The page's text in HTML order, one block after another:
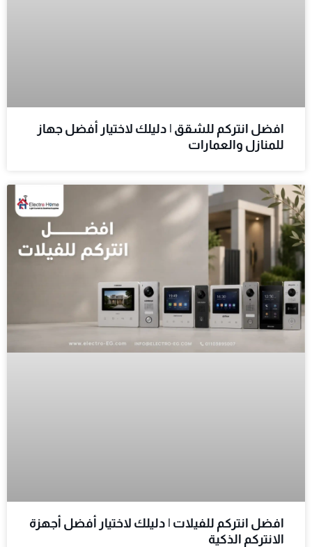
افضل انتركم للشقق | دليلك لاختيار أفضل جهاز
للمنازل والعمارات
افضل انتركم للفيلات | دليلك لاختيار أفضل أجهزة
الانتركم الذكية